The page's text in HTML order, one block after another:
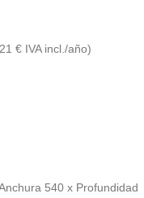
€ IVA incl./año)
540 x Profundidad